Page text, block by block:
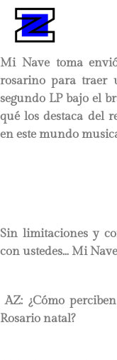
Mi Nave toma
rosarino para traer
segundo LP bajo el
qué los destaca del
en este mundo
Sin limitaciones y
con ustedes… Mi
AZ: ¿Cómo
Rosario natal?